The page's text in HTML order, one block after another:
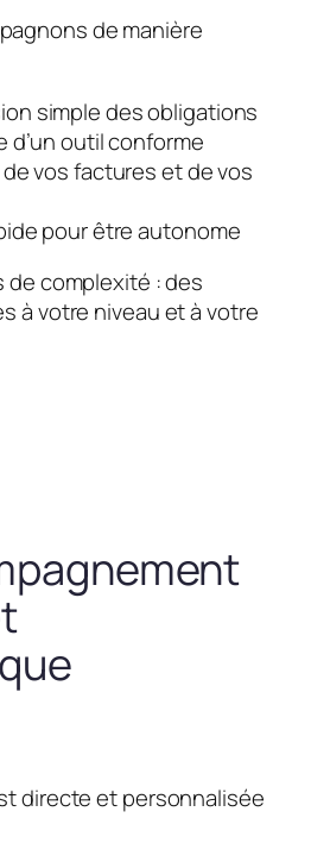
de manière
simple des obligations
d’un outil conforme
vos factures et de vos
pour être autonome
de complexité : des
à votre niveau et à votre
directe et personnalisée